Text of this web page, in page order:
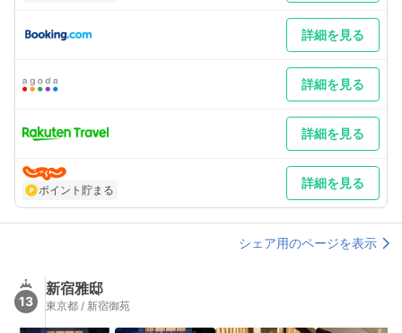
詳細を見る
詳細を見る
詳細を見る
ポイント貯まる 詳細を見る
シェア用のページを表示
13
新宿雅邸
東京都 / 新宿御苑